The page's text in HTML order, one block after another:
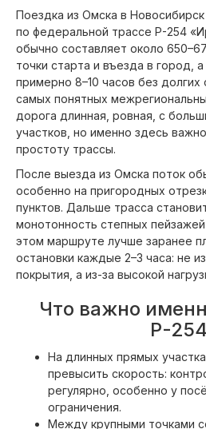
Поездка из Омска в
по федеральной трассе Р-254
обычно составляет около
точки старта и въезда в город,
примерно 8–10 часов без долгих
самых понятных
дорога длинная, ровная, с
участков, но именно здесь
простоту трассы.
После выезда из Омска поток
особенно на пригородных
пунктов. Дальше трасса
монотонность степных
этом маршруте лучше заранее
остановки каждые 2–3 часа: не
покрытия, а из-за высокой
Что важно
Р-254
На длинных прямых
превысить скорость:
регулярно, особенно у
ограничения.
Между крупными точками